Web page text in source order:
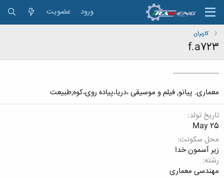
ورود عضویت
کاربران
f.a723
.......................
معماری. پیانو, فیلم و موسیقی ،دریا،پیاده روی،کوه,طبیعت
تاریخ تولد
May 25
محل سکونت
زیر آسمون خدا
رشته
مهندسی معماری